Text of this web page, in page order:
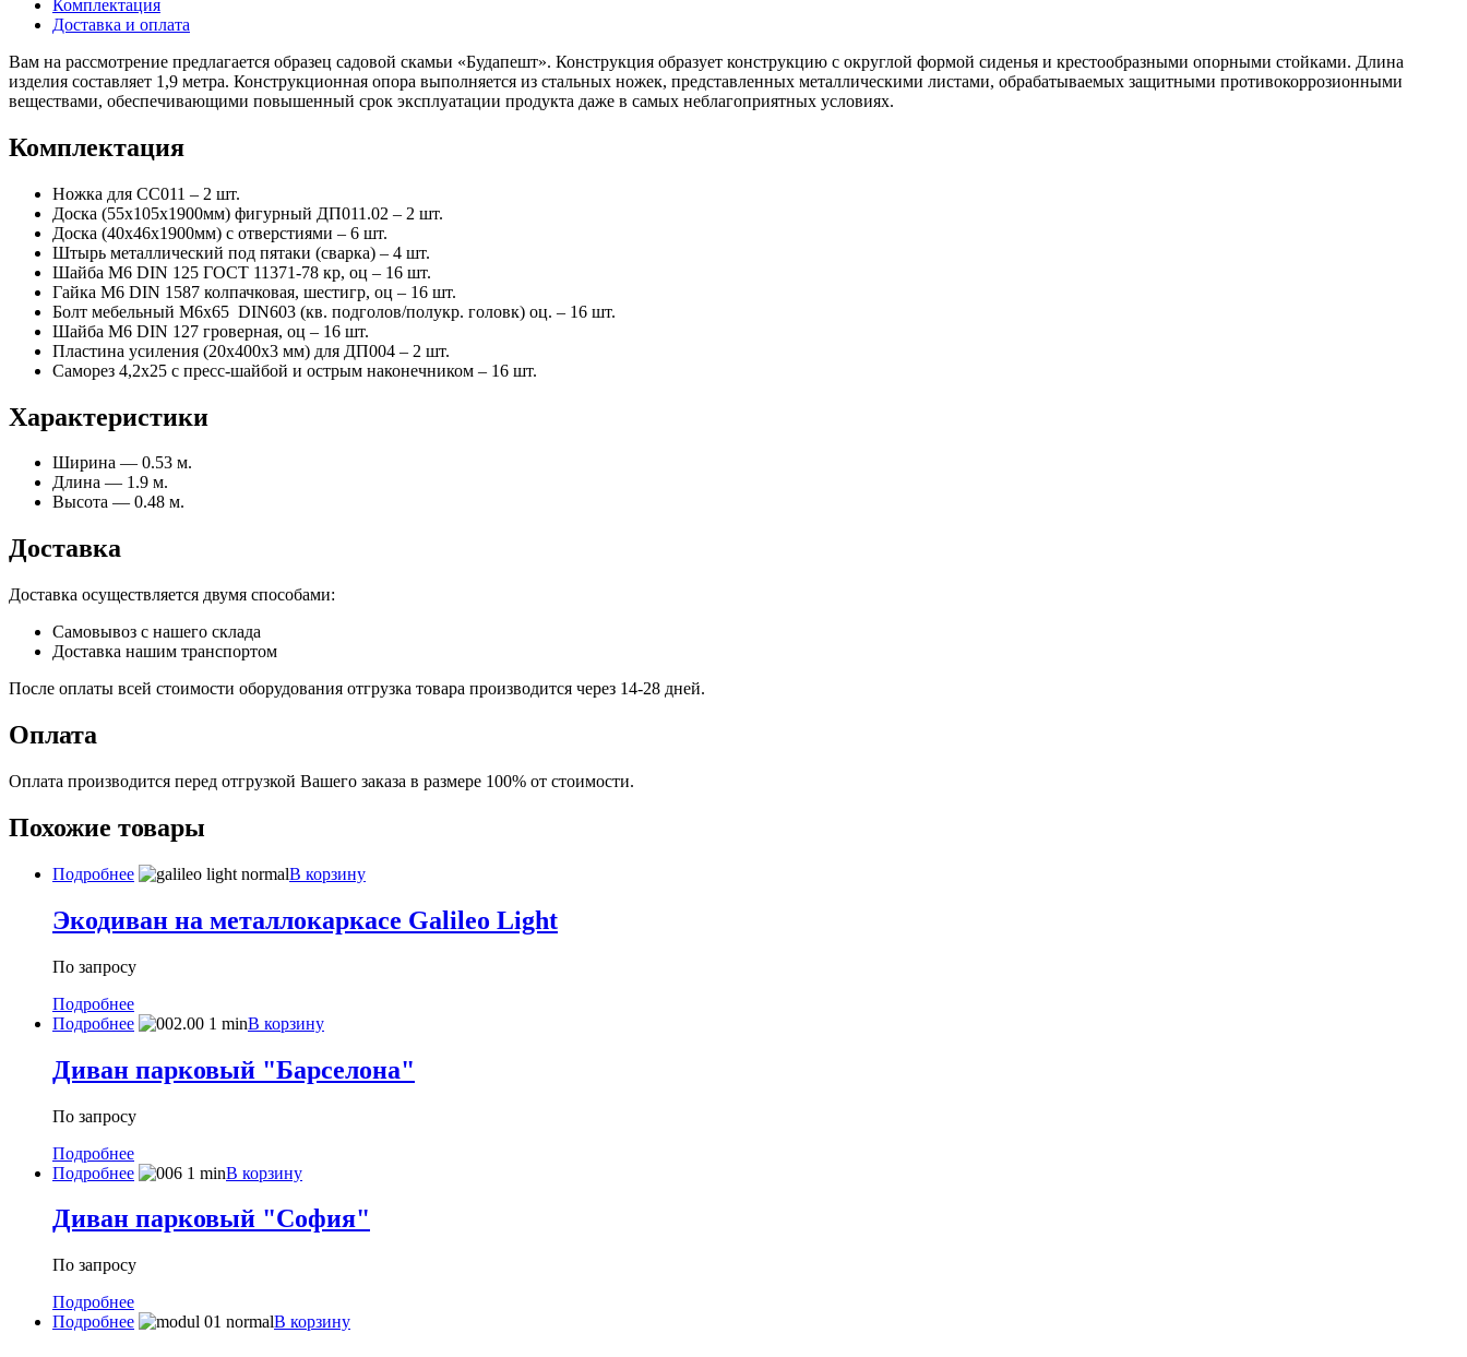
Комплектация
Доставка и оплата
Вам на рассмотрение предлагается образец садовой скамьи «Будапешт». Конструкция образует конструкцию с округлой формой сиденья и крестообразными опорными стойками. Длина
изделия составляет 1,9 метра. Конструкционная опора выполняется из стальных ножек, представленных металлическими листами, обрабатываемых защитными противокоррозионными
веществами, обеспечивающими повышенный срок эксплуатации продукта даже в самых неблагоприятных условиях.
Комплектация
Ножка для СС011 – 2 шт.
Доска (55х105х1900мм) фигурный ДП011.02 – 2 шт.
Доска (40х46х1900мм) с отверстиями – 6 шт.
Штырь металлический под пятаки (сварка) – 4 шт.
Шайба М6 DIN 125 ГОСТ 11371-78 кр, оц – 16 шт.
Гайка М6 DIN 1587 колпачковая, шестигр, оц – 16 шт.
Болт мебельный М6х65 DIN603 (кв. подголов/полукр. головк) оц. – 16 шт.
Шайба М6 DIN 127 гроверная, оц – 16 шт.
Пластина усиления (20х400х3 мм) для ДП004 – 2 шт.
Саморез 4,2х25 с пресс-шайбой и острым наконечником – 16 шт.
Характеристики
Ширина — 0.53 м.
Длина — 1.9 м.
Высота — 0.48 м.
Доставка
Доставка осуществляется двумя способами:
Самовывоз с нашего склада
Доставка нашим транспортом
После оплаты всей стоимости оборудования отгрузка товара производится через 14-28 дней.
Оплата
Оплата производится перед отгрузкой Вашего заказа в размере 100% от стоимости.
Похожие товары
Подробнее В корзину
Экодиван на металлокаркасе Galileo Light
По запросу
Подробнее
Подробнее
В корзину
Диван парковый "Барселона"
По запросу
Подробнее
Подробнее
В корзину
Диван парковый "Cофия"
По запросу
Подробнее
Подробнее
В корзину